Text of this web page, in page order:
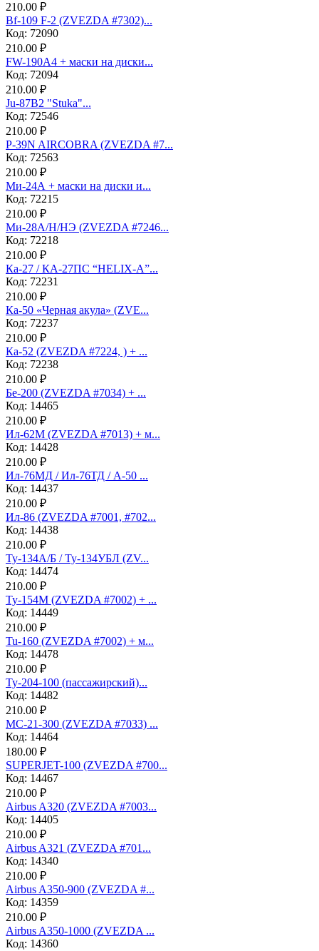
210.00 ₽
Bf-109 F-2 (ZVEZDA #7302)...
Код: 72090
210.00 ₽
FW-190A4 + маски на диски...
Код: 72094
210.00 ₽
Ju-87B2 "Stuka"...
Код: 72546
210.00 ₽
P-39N AIRCOBRA (ZVEZDA #7...
Код: 72563
210.00 ₽
Ми-24А + маски на диски и...
Код: 72215
210.00 ₽
Ми-28А/Н/НЭ (ZVEZDA #7246...
Код: 72218
210.00 ₽
Ка-27 / КА-27ПС “HELIX-A”...
Код: 72231
210.00 ₽
Ка-50 «Черная акула» (ZVE...
Код: 72237
210.00 ₽
Ка-52 (ZVEZDA #7224, ) + ...
Код: 72238
210.00 ₽
Бе-200 (ZVEZDA #7034) + ...
Код: 14465
210.00 ₽
Ил-62М (ZVEZDA #7013) + м...
Код: 14428
210.00 ₽
Ил-76МД / Ил-76ТД / А-50 ...
Код: 14437
210.00 ₽
Ил-86 (ZVEZDA #7001, #702...
Код: 14438
210.00 ₽
Ту-134А/Б / Ту-134УБЛ (ZV...
Код: 14474
210.00 ₽
Ту-154М (ZVEZDA #7002) + ...
Код: 14449
210.00 ₽
Tu-160 (ZVEZDA #7002) + м...
Код: 14478
210.00 ₽
Ту-204-100 (пассажирский)...
Код: 14482
210.00 ₽
МС-21-300 (ZVEZDA #7033) ...
Код: 14464
180.00 ₽
SUPERJET-100 (ZVEZDA #700...
Код: 14467
210.00 ₽
Аirbus A320 (ZVEZDA #7003...
Код: 14405
210.00 ₽
Аirbus A321 (ZVEZDA #701...
Код: 14340
210.00 ₽
Airbus A350-900 (ZVEZDA #...
Код: 14359
210.00 ₽
Airbus A350-1000 (ZVEZDA ...
Код: 14360